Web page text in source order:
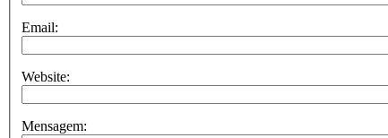
Email:
Website:
Mensagem: